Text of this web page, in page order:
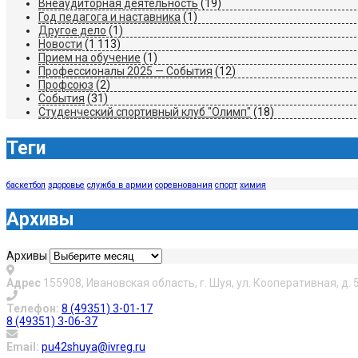
Внеаудиторная деятельность (19)
Год педагога и наставника (1)
Другое дело (1)
Новости (1 113)
Прием на обучение (1)
Профессионалы 2025 — События (12)
Профсоюз (2)
События (31)
Студенческий спортивный клуб "Олимп" (18)
Теги
баскетбол здоровье служба в армии соревнования спорт химия
Архивы
Архивы
Адрес 155908, Ивановская область, г. Шуя, ул. Кооперативная, д.
Телефон: 8 (49351) 3-01-17
8 (49351) 3-06-37
Email: pu42shuya@ivreg.ru